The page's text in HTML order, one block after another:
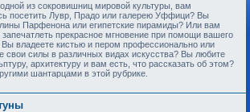
из сокровишниц мировой культуры, вам
посетить Лувр, Прадо или галерею Уффици? Вы
Парфенона или египетские пирамиды? Или вам
запечатлеть прекрасное мгновение при помощи вашего
владеете кистью и пером профессионально или
свои силы в различных видах искусства? Вы любите
архитектуру и вам есть, что рассказать об этом?
шантарцами в этой рубрике.